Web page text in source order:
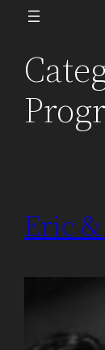
inhoud
Eric